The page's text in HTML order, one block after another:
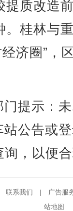
提质改造
。桂林与
济圈”，
示：未
站公告或
询，以便
联系我们 | 广告服
站地图